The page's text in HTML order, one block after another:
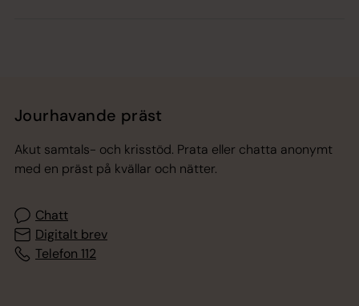
Jourhavande präst
Akut samtals- och krisstöd. Prata eller chatta anonymt
med en präst på kvällar och nätter.
Chatt
Digitalt brev
Telefon 112